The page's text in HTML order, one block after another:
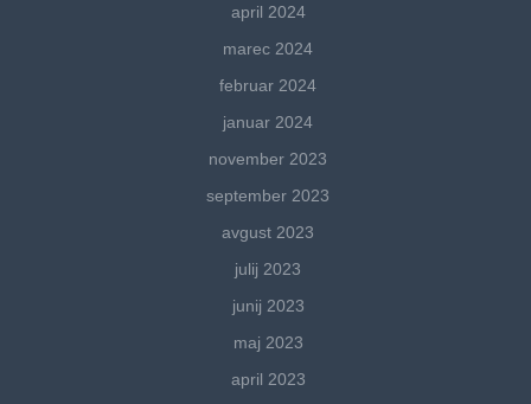
april 2024
marec 2024
februar 2024
januar 2024
november 2023
september 2023
avgust 2023
julij 2023
junij 2023
maj 2023
april 2023